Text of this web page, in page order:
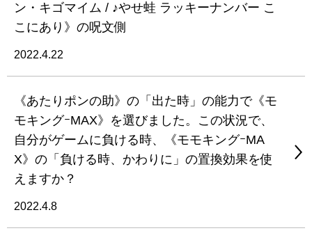
ン・キゴマイム / ♪やせ蛙 ラッキーナンバー こ
こにあり》の呪文側
2022.4.22
《あたりポンの助》の「出た時」の能力で《モ
モキングｰMAX》を選びました。この状況で、
自分がゲームに負ける時、《モモキングｰMA
X》の「負ける時、かわりに」の置換効果を使
えますか？
2022.4.8